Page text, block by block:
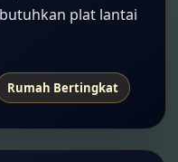
plat lantai
Rumah Bertingkat